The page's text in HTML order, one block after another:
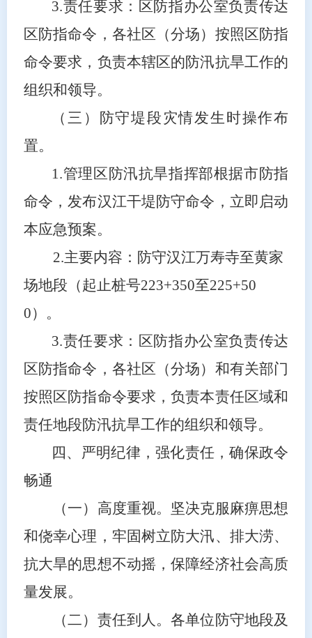
3.责任要求：区防指办公室负责传达
区防指命令，各社区（分场）按照区防指
命令要求，负责本辖区的防汛抗旱工作的
组织和领导。
（三）防守堤段灾情发生时操作布
置。
1.管理区防汛抗旱指挥部根据市防指
命令，发布汉江干堤防守命令，立即启动
本应急预案。
2.主要内容：防守汉江万寿寺至黄家
场地段 （起止桩号223+350至225+50
0）。
3.责任要求：区防指办公室负责传达
区防指命令，各社区（分场）和有关部门
按照区防指命令要求，负责本责任区域和
责任地段防汛抗旱工作的组织和领导。
四、严明纪律，强化责任，确保政令
畅通
（一） 高度重视。 坚决克服麻痹思想
和侥幸心理，牢固树立防大汛、排大涝、
抗大旱的思想不动摇，保障经济社会高质
量发展。
（二） 责任到人。各单位防守地段及